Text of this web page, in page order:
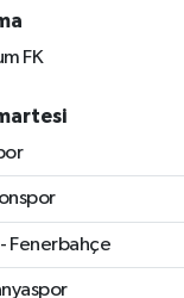
FK
Fenerbahçe